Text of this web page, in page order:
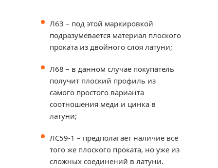
Л63 – под этой маркировкой
подразумевается материал плоского
проката из двойного слоя латуни;
Л68 – в данном случае покупатель
получит плоский профиль из
самого простого варианта
соотношения меди и цинка в
латуни;
ЛС59-1 – предполагает наличие все
того же плоского проката, но уже из
сложных соединений в латуни.